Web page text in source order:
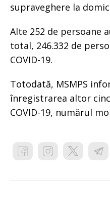
supraveghere la
Alte 252 de persoane
total, 246.332 de
COVID-19.
Totodată, MSMPS
înregistrarea altor
COVID-19, numărul